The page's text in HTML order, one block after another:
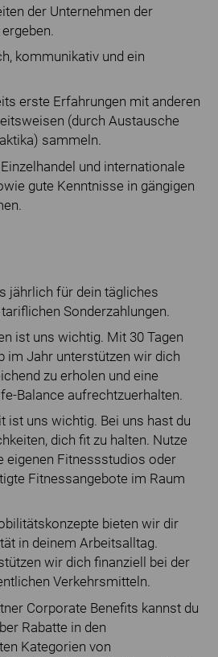
der Unternehmen der
kommunikativ und ein
erste Erfahrungen mit anderen
(durch Austausche
sammeln.
und internationale
gute Kenntnisse in gängigen
jährlich für dein tägliches
Sonderzahlungen.
ist uns wichtig. Mit 30 Tagen
im Jahr unterstützen wir dich
zu erholen und eine
Balance aufrechtzuerhalten.
ist uns wichtig. Bei uns hast du
dich fit zu halten. Nutze
eigenen Fitnessstudios oder
Fitnessangebote im Raum
bieten wir dir
in deinem Arbeitsalltag.
wir dich finanziell bei der
Verkehrsmitteln.
Corporate Benefits kannst du
Rabatte in den
Kategorien von